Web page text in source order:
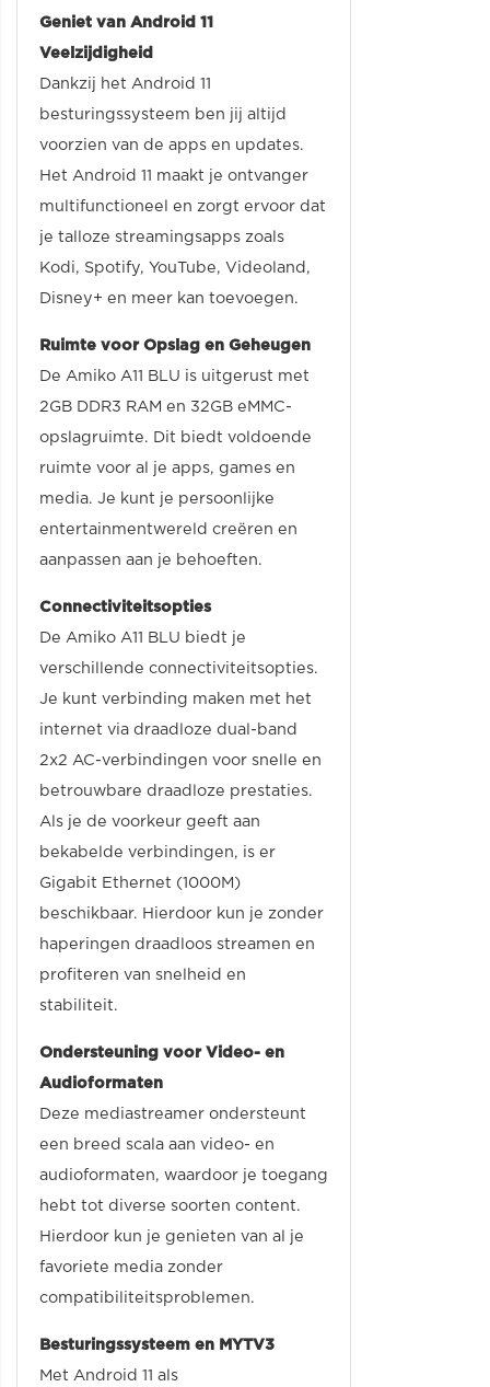
Geniet van Android 11
Veelzijdigheid
Dankzij het Android 11
besturingssysteem ben jij altijd
voorzien van de apps en updates.
Het Android 11 maakt je ontvanger
multifunctioneel en zorgt ervoor dat
je talloze streamingsapps zoals
Kodi, Spotify, YouTube, Videoland,
Disney+ en meer kan toevoegen.
Ruimte voor Opslag en Geheugen
De Amiko A11 BLU is uitgerust met
2GB DDR3 RAM en 32GB eMMC-
opslagruimte. Dit biedt voldoende
ruimte voor al je apps, games en
media. Je kunt je persoonlijke
entertainmentwereld creëren en
aanpassen aan je behoeften.
Connectiviteitsopties
De Amiko A11 BLU biedt je
verschillende connectiviteitsopties.
Je kunt verbinding maken met het
internet via draadloze dual-band
2x2 AC-verbindingen voor snelle en
betrouwbare draadloze prestaties.
Als je de voorkeur geeft aan
bekabelde verbindingen, is er
Gigabit Ethernet (1000M)
beschikbaar. Hierdoor kun je zonder
haperingen draadloos streamen en
profiteren van snelheid en
stabiliteit.
Ondersteuning voor Video- en
Audioformaten
Deze mediastreamer ondersteunt
een breed scala aan video- en
audioformaten, waardoor je toegang
hebt tot diverse soorten content.
Hierdoor kun je genieten van al je
favoriete media zonder
compatibiliteitsproblemen.
Besturingssysteem en MYTV3
Met Android 11 als